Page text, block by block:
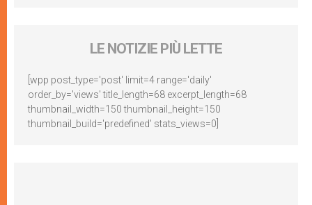
LE NOTIZIE PIÙ LETTE
[wpp post_type='post' limit=4 range='daily'
order_by='views' title_length=68 excerpt_length=68
thumbnail_width=150 thumbnail_height=150
thumbnail_build='predefined' stats_views=0]